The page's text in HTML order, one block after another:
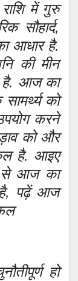
में गुरु
सौहार्द,
आधार है.
की मीन
है. आज का
को
करने
को और
है. आइए
से आज का
है, पढ़ें आज
हो